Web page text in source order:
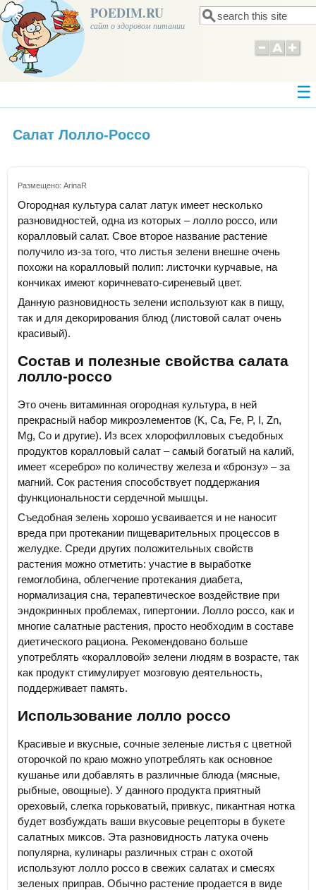
POEDIM.RU
сайт о здоровом питании Форма поиска
Поиск
Салат Лолло-Россо
Размещено: ArinaR
Огородная культура салат латук имеет несколько
разновидностей, одна из которых – лолло россо, или
коралловый салат. Свое второе название растение
получило из-за того, что листья зелени внешне очень
похожи на коралловый полип: листочки курчавые, на
кончиках имеют коричневато-сиреневый цвет.
Данную разновидность зелени используют как в пищу,
так и для декорирования блюд (листовой салат очень
красивый).
Состав и полезные свойства салата
лолло-россо
Это очень витаминная огородная культура, в ней
прекрасный набор микроэлементов (K, Ca, Fe, P, I, Zn,
Mg, Co и другие). Из всех хлорофилловых съедобных
продуктов коралловый салат – самый богатый на калий,
имеет «серебро» по количеству железа и «бронзу» – за
магний. Сок растения способствует поддержания
функциональности сердечной мышцы.
Съедобная зелень хорошо усваивается и не наносит
вреда при протекании пищеварительных процессов в
желудке. Среди других положительных свойств
растения можно отметить: участие в выработке
гемоглобина, облегчение протекания диабета,
нормализация сна, терапевтическое воздействие при
эндокринных проблемах, гипертонии. Лолло россо, как и
многие салатные растения, просто необходим в составе
диетического рациона. Рекомендовано больше
употреблять «коралловой» зелени людям в возрасте, так
как продукт стимулирует мозговую деятельность,
поддерживает память.
Использование лолло россо
Красивые и вкусные, сочные зеленые листья с цветной
оторочкой по краю можно употреблять как основное
кушанье или добавлять в различные блюда (мясные,
рыбные, овощные). У данного продукта приятный
ореховый, слегка горьковатый, привкус, пикантная нотка
будет возбуждать ваши вкусовые рецепторы в букете
салатных миксов. Эта разновидность латука очень
популярна, кулинары различных стран с охотой
используют лолло россо в свежих салатах и смесях
зеленых приправ. Обычно растение продается в виде